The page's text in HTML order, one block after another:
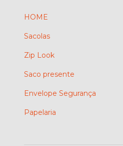
HOME
Sacolas
Zip Look
Saco presente
Envelope Segurança
Papelaria